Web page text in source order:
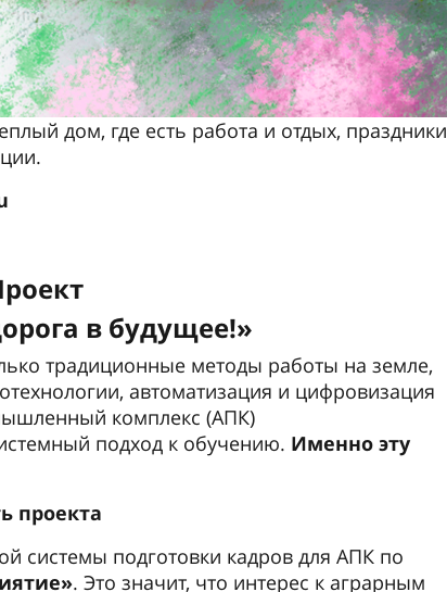
дом, где есть работа и отдых, праздники
в будущее!»
традиционные методы работы на земле,
автоматизация и цифровизация
комплекс (АПК)
подход к обучению. Именно эту
проекта
системы подготовки кадров для АПК по
. Это значит, что интерес к аграрным